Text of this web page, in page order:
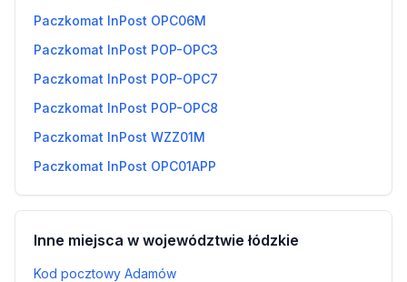
Paczkomat InPost OPC06M
Paczkomat InPost POP-OPC3
Paczkomat InPost POP-OPC7
Paczkomat InPost POP-OPC8
Paczkomat InPost WZZ01M
Paczkomat InPost OPC01APP
Inne miejsca w województwie łódzkie
Kod pocztowy Adamów